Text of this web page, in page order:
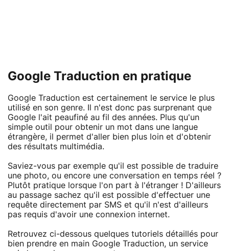
Google Traduction en pratique
Google Traduction est certainement le service le plus
utilisé en son genre. Il n'est donc pas surprenant que
Google l'ait peaufiné au fil des années. Plus qu'un
simple outil pour obtenir un mot dans une langue
étrangère, il permet d'aller bien plus loin et d'obtenir
des résultats multimédia.
Saviez-vous par exemple qu'il est possible de traduire
une photo, ou encore une conversation en temps réel ?
Plutôt pratique lorsque l'on part à l'étranger ! D'ailleurs
au passage sachez qu'il est possible d'effectuer une
requête directement par SMS et qu'il n'est d'ailleurs
pas requis d'avoir une connexion internet.
Retrouvez ci-dessous quelques tutoriels détaillés pour
bien prendre en main Google Traduction, un service